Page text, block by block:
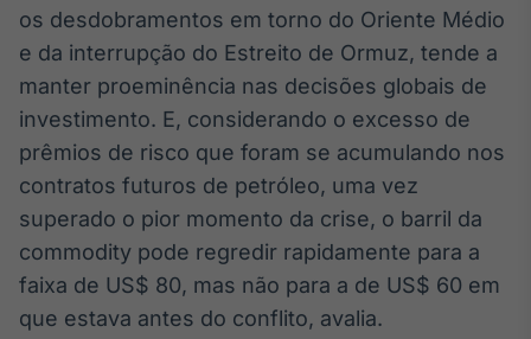
Crédito
Em breve
os desdobramentos em torno do Oriente Médio
e da interrupção do Estreito de Ormuz, tende a
manter proeminência nas decisões globais de
investimento. E, considerando o excesso de
prêmios de risco que foram se acumulando nos
contratos futuros de petróleo, uma vez
superado o pior momento da crise, o barril da
commodity pode regredir rapidamente para a
faixa de US$ 80, mas não para a de US$ 60 em
que estava antes do conflito, avalia.